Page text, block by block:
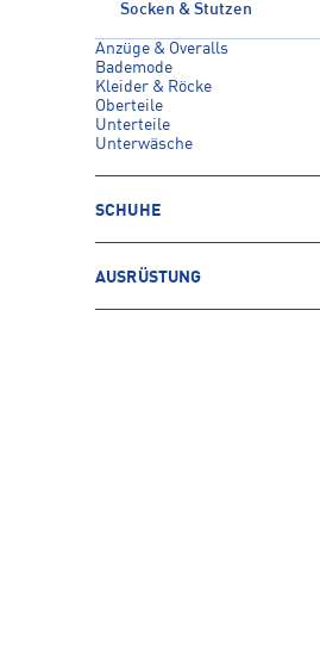
Socken & Stutzen
Anzüge & Overalls
Bademode
Kleider & Röcke
Oberteile
Unterteile
Unterwäsche
SCHUHE
AUSRÜSTUNG